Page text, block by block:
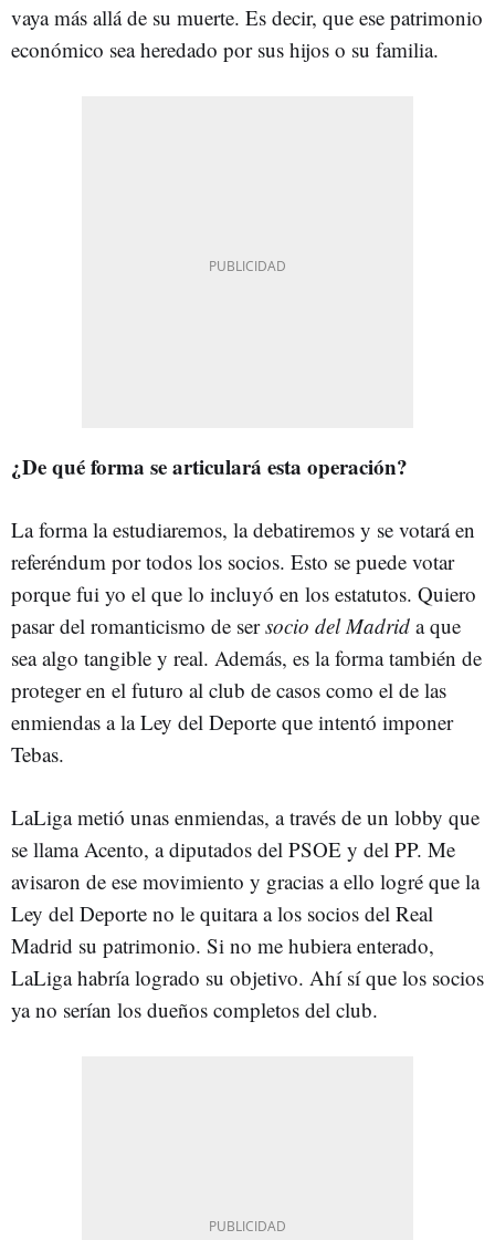
vaya más allá de su muerte. Es decir, que ese patrimonio
económico sea heredado por sus hijos o su familia.
¿De qué forma se articulará esta operación?
La forma la estudiaremos, la debatiremos y se votará en
referéndum por todos los socios. Esto se puede votar
porque fui yo el que lo incluyó en los estatutos. Quiero
pasar del romanticismo de sersocio del Madrid a que
sea algo tangible y real. Además, es la forma también de
proteger en el futuro al club de casos como el de las
enmiendas a la Ley del Deporte que intentó imponer
Tebas.
LaLiga metió unas enmiendas, a través de un lobby que
se llama Acento, a diputados del PSOE y del PP. Me
avisaron de ese movimiento y gracias a ello logré que la
Ley del Deporte no le quitara a los socios del Real
Madrid su patrimonio. Si no me hubiera enterado,
LaLiga habría logrado su objetivo. Ahí sí que los socios
ya no serían los dueños completos del club.